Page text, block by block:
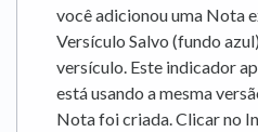
você adicionou uma Nota
Versículo Salvo (fundo
versículo. Este indicador
está usando a mesma
Nota foi criada. Clicar no